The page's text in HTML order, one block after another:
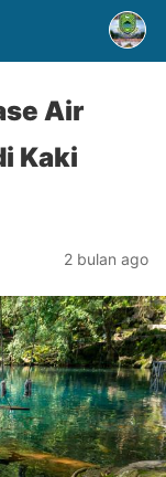
Air
Kaki
2 bulan ago